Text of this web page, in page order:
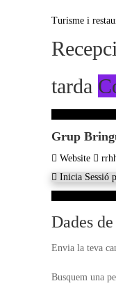
Turisme i
tarda
Grup
Website
Inicia Sessió
Dades
Envia la teva
Busquem una